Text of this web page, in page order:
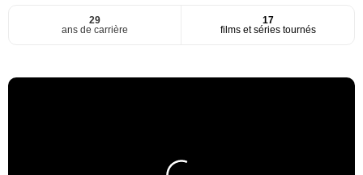
29
ans de carrière
17
films et séries tournés